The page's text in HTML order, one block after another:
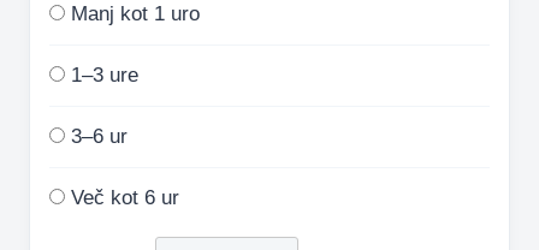
Manj kot 1 uro
1–3 ure
3–6 ur
Več kot 6 ur